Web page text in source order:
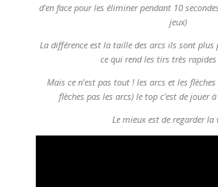
d’en face pour les éliminer pendant 10
jeux)
La différence est la taille des arcs ils sont
ce qui rend les tirs très
Mais ce n’est pas tout ! les arcs et les
flèches pas les arcs) le top c’est de jouer
Le mieux est de regarder la